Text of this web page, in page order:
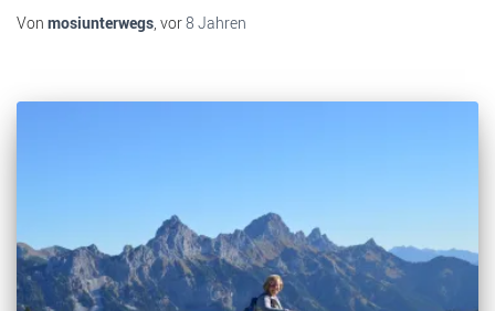
Von mosiunterwegs, vor8 Jahren